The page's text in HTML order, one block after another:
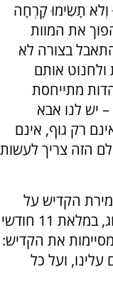
וְלֹא תָשִׂימוּ קָרְחָה
את המוות
בצורה לא
אותם
מתייחסת
יש לנו אבא
רק גוף, אינם
הזה צריך לעשות
את אמירת הקדיש על
היקירים שנפלו בשמחת תורה. כך נהוג, במלאת 11 חודשי
את הקדיש:
ועל כל